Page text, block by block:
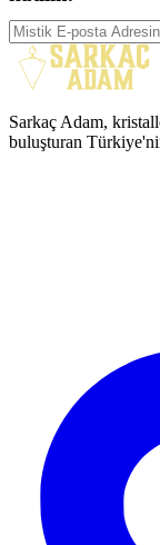
Sarkaç Adam,
buluşturan